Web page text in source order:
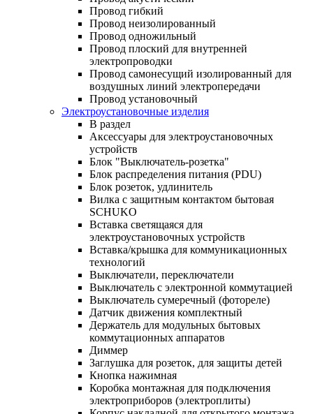
Провод гибкий
Провод неизолированный
Провод одножильный
Провод плоский для внутренней
электропроводки
Провод самонесущий изолированный для
воздушных линий электропередачи
Провод установочный
Электроустановочные изделия
В раздел
Аксессуары для электроустановочных
устройств
Блок "Выключатель-розетка"
Блок распределения питания (PDU)
Блок розеток, удлинитель
Вилка с защитным контактом бытовая
SCHUKO
Вставка светящаяся для
электроустановочных устройств
Вставка/крышка для коммуникационных
технологий
Выключатели, переключатели
Выключатель с электронной коммутацией
Выключатель сумеречный (фотореле)
Датчик движения комплектный
Держатель для модульных бытовых
коммутационных аппаратов
Диммер
Заглушка для розеток, для защиты детей
Кнопка нажимная
Коробка монтажная для подключения
электроприборов (электроплиты)